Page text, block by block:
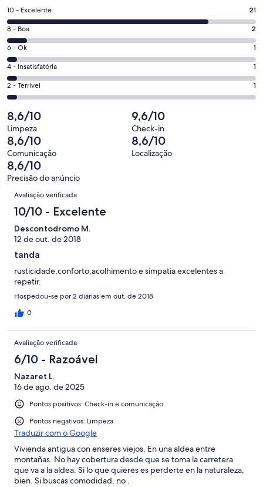
uma
nova
janela
Nota
10
-
Excelente.
21
de
26
avaliações
10 - Excelente 21
Nota
8
-
Boa.
2
de
avaliações
8 - Boa 2
Nota
6
-
Ok.
1
de
26
avaliações
6 - Ok 1
Nota
4
-
1
de
26
avaliações
4 - Insatisfatória 1
Nota
2
-
Terrível.
1
de
26
avaliações
2 - Terrível 1
8,6/10
Limpeza
9,6/10
Check-in
8,6/10
Comunicação
8,6/10
Localização
8,6/10
Precisão do anúncio
Avaliações
Avaliação verificada
10/10 - Excelente
Descontodromo M.
12 de out. de 2018
tanda
rusticidade,conforto,acolhimento e simpatia excelentes a
repetir.
Hospedou-se por 2 diárias em out. de 2018
0
Avaliação verificada
6/10 - Razoável
Nazaret L.
16 de ago. de 2025
Pontos positivos: Check-in e comunicação
Pontos negativos: Limpeza
Traduzir com o Google
Vivienda antigua con enseres viejos. En una aldea entre
montañas. No hay cobertura desde que se toma la carretera
que va a la aldea. Si lo que quieres es perderte en la naturaleza,
bien. Si buscas comodidad, no .